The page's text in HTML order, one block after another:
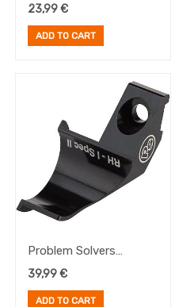
Cambio
Cambios
Frenos
Platos
Portabultos
Mismatch Adapter 1.2,
23,99€
ADD TO CART
Problem Solvers
Mismatch Adapter 1.2
39,99€
ADD TO CART